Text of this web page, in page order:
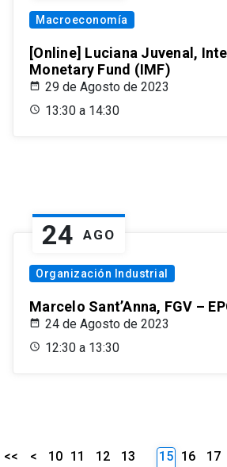
Macroeconomía
[Online] Luciana Juvenal,
Monetary Fund (IMF)
29 de Agosto de 2023
13:30 a 14:30
24 AGO
Organización Industrial
Marcelo Sant’Anna, FGV –
24 de Agosto de 2023
12:30 a 13:30
<< < 10 11 12
13
15 16 17